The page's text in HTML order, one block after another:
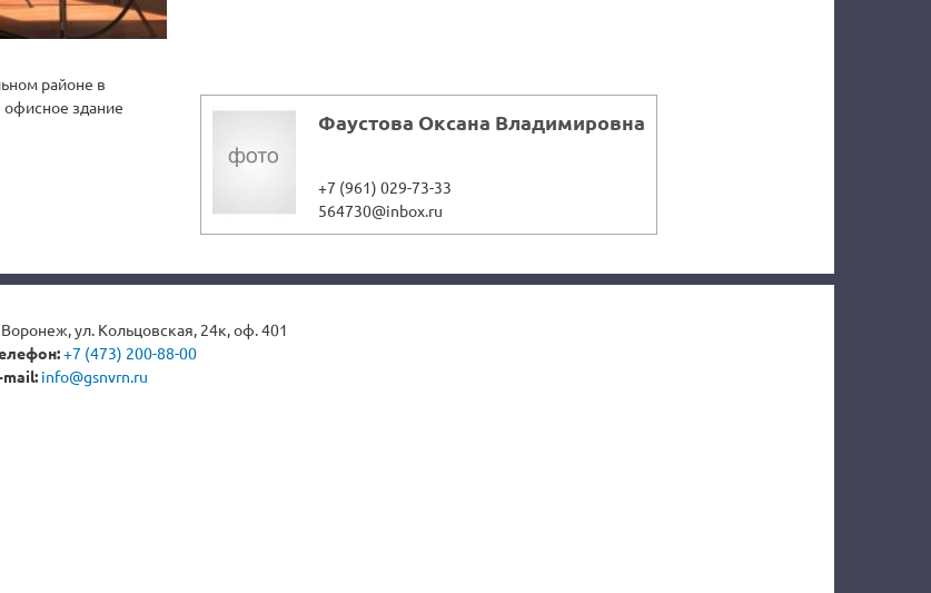
районе в
офисное здание
Фаустова Оксана Владимировна
+7 (961) 029-73-33
564730@inbox.ru
Воронеж, ул. Кольцовская, 24к, оф. 401
+7 (473) 200-88-00
mail: info@gsnvrn.ru